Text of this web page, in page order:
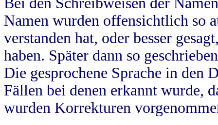
Namen wurden offensichtlich so
verstanden hat, oder besser
haben. Später dann so
Die gesprochene Sprache in
Fällen bei denen erkannt wurde,
wurden Korrekturen